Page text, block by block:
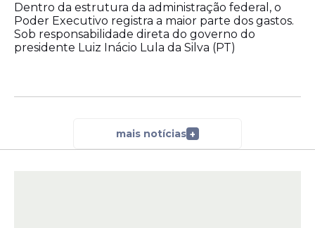
Dentro da estrutura da administração federal, o
Poder Executivo registra a maior parte dos gastos.
Sob responsabilidade direta do governo do
presidente Luiz Inácio Lula da Silva (PT)
mais notícias +